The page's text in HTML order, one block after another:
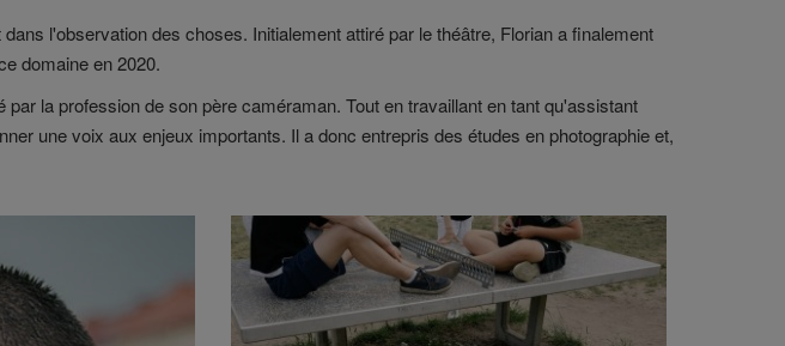
l'observation des choses. Initialement attiré par le théâtre, Florian a finalement
domaine en 2020.
la profession de son père caméraman. Tout en travaillant en tant qu'assistant
une voix aux enjeux importants. Il a donc entrepris des études en photographie et,